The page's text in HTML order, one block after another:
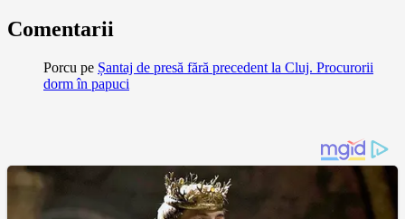
Comentarii
Porcu pe Șantaj de presă fără precedent la Cluj. Procurorii
dorm în papuci